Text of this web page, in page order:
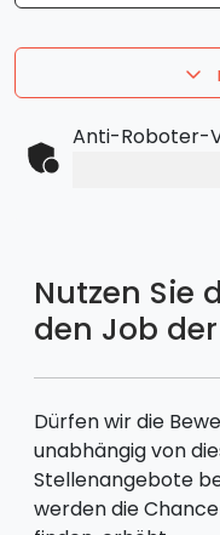
Anti-Roboter-
Nutzen Sie
den Job
Dürfen wir die
unabhängig von
Stellenangebote
werden die